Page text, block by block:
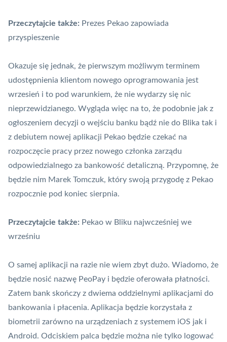
Przeczytajcie także: Prezes Pekao zapowiada
przyspieszenie
Okazuje się jednak, że pierwszym możliwym terminem
udostępnienia klientom nowego oprogramowania jest
wrzesień i to pod warunkiem, że nie wydarzy się nic
nieprzewidzianego. Wygląda więc na to, że podobnie jak z
ogłoszeniem decyzji o wejściu banku bądź nie do Blika tak i
z debiutem nowej aplikacji Pekao będzie czekać na
rozpoczęcie pracy przez nowego członka zarządu
odpowiedzialnego za bankowość detaliczną. Przypomnę, że
będzie nim Marek Tomczuk, który swoją przygodę z Pekao
rozpocznie pod koniec sierpnia.
Przeczytajcie także: Pekao w Bliku najwcześniej we
wrześniu
O samej aplikacji na razie nie wiem zbyt dużo. Wiadomo, że
będzie nosić nazwę PeoPay i będzie oferowała płatności.
Zatem bank skończy z dwiema oddzielnymi aplikacjami do
bankowania i płacenia. Aplikacja będzie korzystała z
biometrii zarówno na urządzeniach z systemem iOS jak i
Android. Odciskiem palca będzie można nie tylko logować